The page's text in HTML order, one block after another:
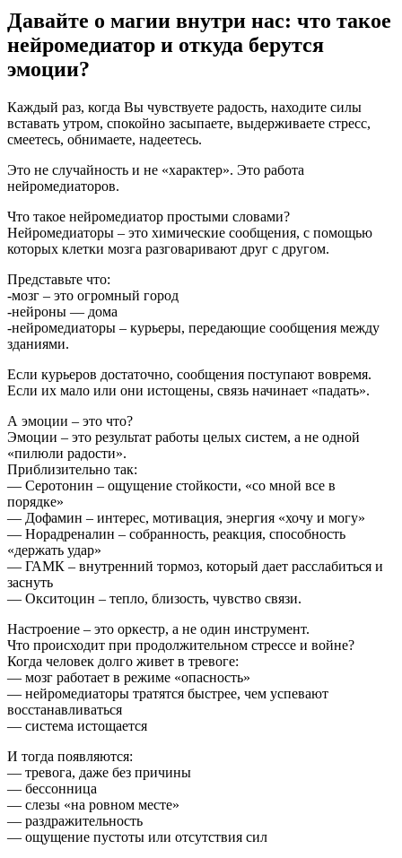
Давайте о магии внутри нас: что такое
нейромедиатор и откуда берутся
эмоции?
Каждый раз, когда Вы чувствуете радость, находите силы
вставать утром, спокойно засыпаете, выдерживаете стресс,
смеетесь, обнимаете, надеетесь.
Это не случайность и не «характер». Это работа
нейромедиаторов.
Что такое нейромедиатор простыми словами?
Нейромедиаторы – это химические сообщения, с помощью
которых клетки мозга разговаривают друг с другом.
Представьте что:
-мозг – это огромный город
-нейроны — дома
-нейромедиаторы – курьеры, передающие сообщения между
зданиями.
Если курьеров достаточно, сообщения поступают вовремя.
Если их мало или они истощены, связь начинает «падать».
А эмоции – это что?
Эмоции – это результат работы целых систем, а не одной
«пилюли радости».
Приблизительно так:
— Серотонин – ощущение стойкости, «со мной все в
порядке»
— Дофамин – интерес, мотивация, энергия «хочу и могу»
— Норадреналин – собранность, реакция, способность
«держать удар»
— ГАМК – внутренний тормоз, который дает расслабиться и
заснуть
— Окситоцин – тепло, близость, чувство связи.
Настроение – это оркестр, а не один инструмент.
Что происходит при продолжительном стрессе и войне?
Когда человек долго живет в тревоге:
— мозг работает в режиме «опасность»
— нейромедиаторы тратятся быстрее, чем успевают
восстанавливаться
— система истощается
И тогда появляются:
— тревога, даже без причины
— бессонница
— слезы «на ровном месте»
— раздражительность
— ощущение пустоты или отсутствия сил